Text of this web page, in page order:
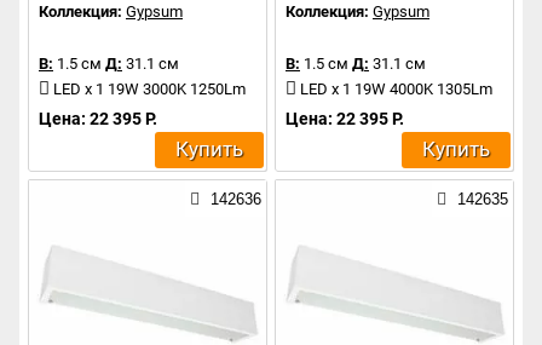
Коллекция: Gypsum
В: 1.5 см Д: 31.1 см
LED x 1 19W 3000K 1250Lm
Цена: 22 395 Р.
Купить
Коллекция: Gypsum
В: 1.5 см Д: 31.1 см
LED x 1 19W 4000K 1305Lm
Цена: 22 395 Р.
Купить
142636 142635